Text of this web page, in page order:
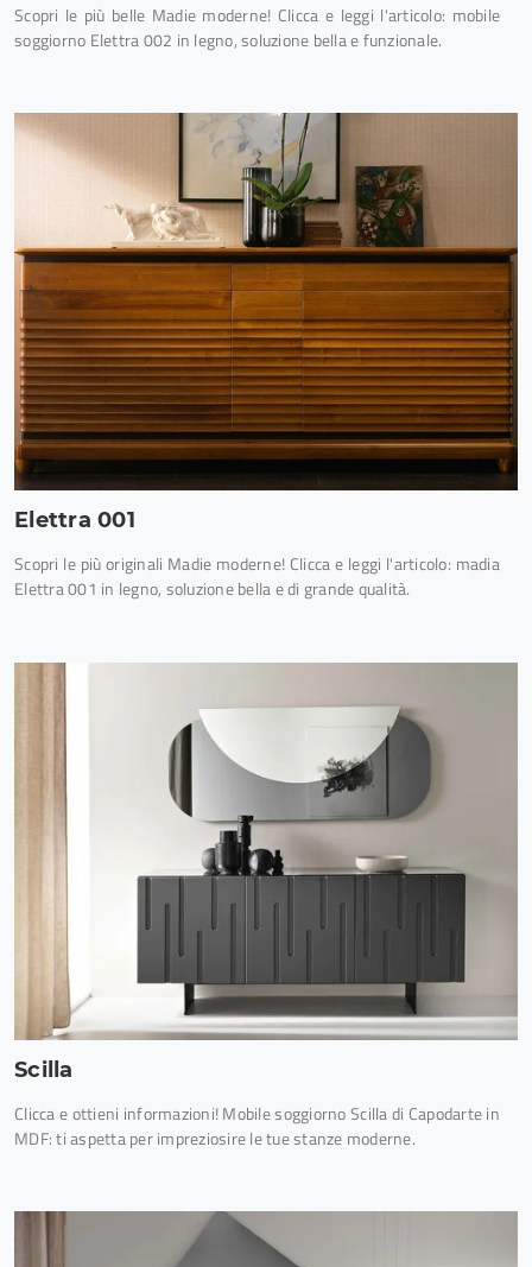
Scopri le più belle Madie moderne! Clicca e leggi l'articolo: mobile
soggiorno Elettra 002 in legno, soluzione bella e funzionale.
Elettra 001
Scopri le più originali Madie moderne! Clicca e leggi l'articolo: madia
Elettra 001 in legno, soluzione bella e di grande qualità.
Scilla
Clicca e ottieni informazioni! Mobile soggiorno Scilla di Capodarte in
MDF: ti aspetta per impreziosire le tue stanze moderne.